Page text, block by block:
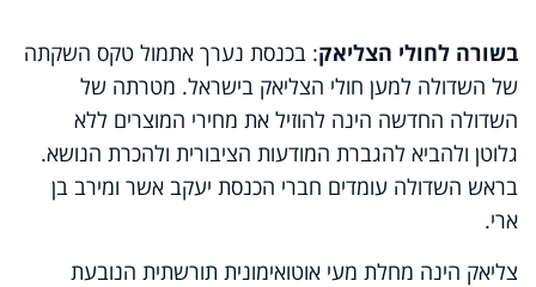
בשורה לחולי הצליאק: בכנסת נערך אתמול טקס השקתה
של השדולה למען חולי הצליאק בישראל. מטרתה של
השדולה החדשה הינה להוזיל את מחירי המוצרים ללא
גלוטן ולהביא להגברת המודעות הציבורית ולהכרת הנושא.
בראש השדולה עומדים חברי הכנסת יעקב אשר ומירב בן
ארי.
צליאק הינה מחלת מעי אוטואימונית תורשתית הנובעת